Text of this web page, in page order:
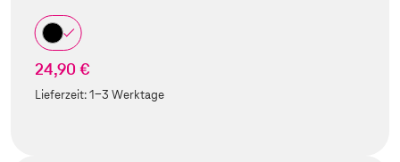
24,90 €
Lieferzeit:1-3 Werktage